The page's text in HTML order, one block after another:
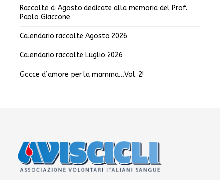
Raccolte di Agosto dedicate alla memoria del Prof.
Paolo Giaccone
Calendario raccolte Agosto 2026
Calendario raccolte Luglio 2026
Gocce d’amore per la mamma…Vol. 2!